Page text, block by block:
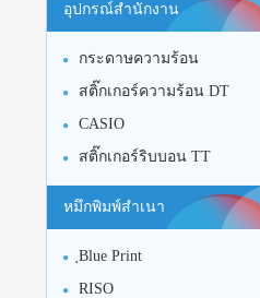
อุปกรณ์สำนักงาน
กระดาษความร้อน
สติ๊กเกอร์ความร้อน DT
CASIO
สติ๊กเกอร์ริบบอน TT
หมึกพิมพ์สำเนา
ฺBlue Print
RISO